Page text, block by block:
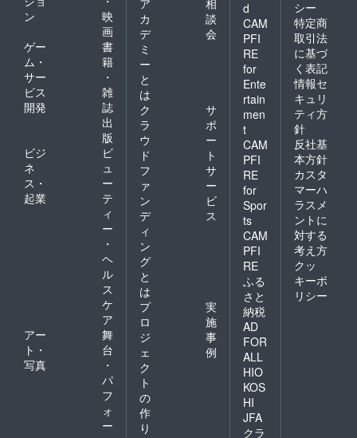
ン
映
画
ゲー
ム・
サー
ビス
開発
書
籍
・
雑
誌
出
版
ビジ
ネ
ス・
起業
ビ
ュ
ー
テ
ィ
ー
・
ヘ
ル
ス
ケ
ア
アー
ト・
写真
舞
台
・
パ
フ
ォ
ー
ア
カ
デ
ミ
ー
と
は
相
談
会
ク
ラ
ウ
ド
フ
ァ
ン
デ
ィ
ン
グ
と
は
サ
ポ
ー
ト
サ
ー
ビ
ス
プ
ロ
ジ
ェ
ク
ト
の
作
り
実
施
事
例
d
CAM
PFI
RE
for
Ente
rtain
men
t
CAM
PFI
RE
for
Spor
ts
CAM
PFI
RE
ふる
さと
納税
AD
FOR
ALL
HIO
KOS
HI
JFA
クラ
シー
特定商
取引法
に基づ
く表記
情報セ
キュリ
ティ方
針
反社基
本方針
カスタ
マーハ
ラスメ
ントに
対する
考え方
クッ
キーポ
リシー